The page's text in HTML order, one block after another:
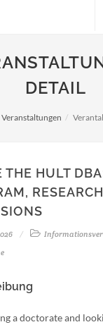
DETAIL
Veranstaltungen
THE HULT
a doctorate and